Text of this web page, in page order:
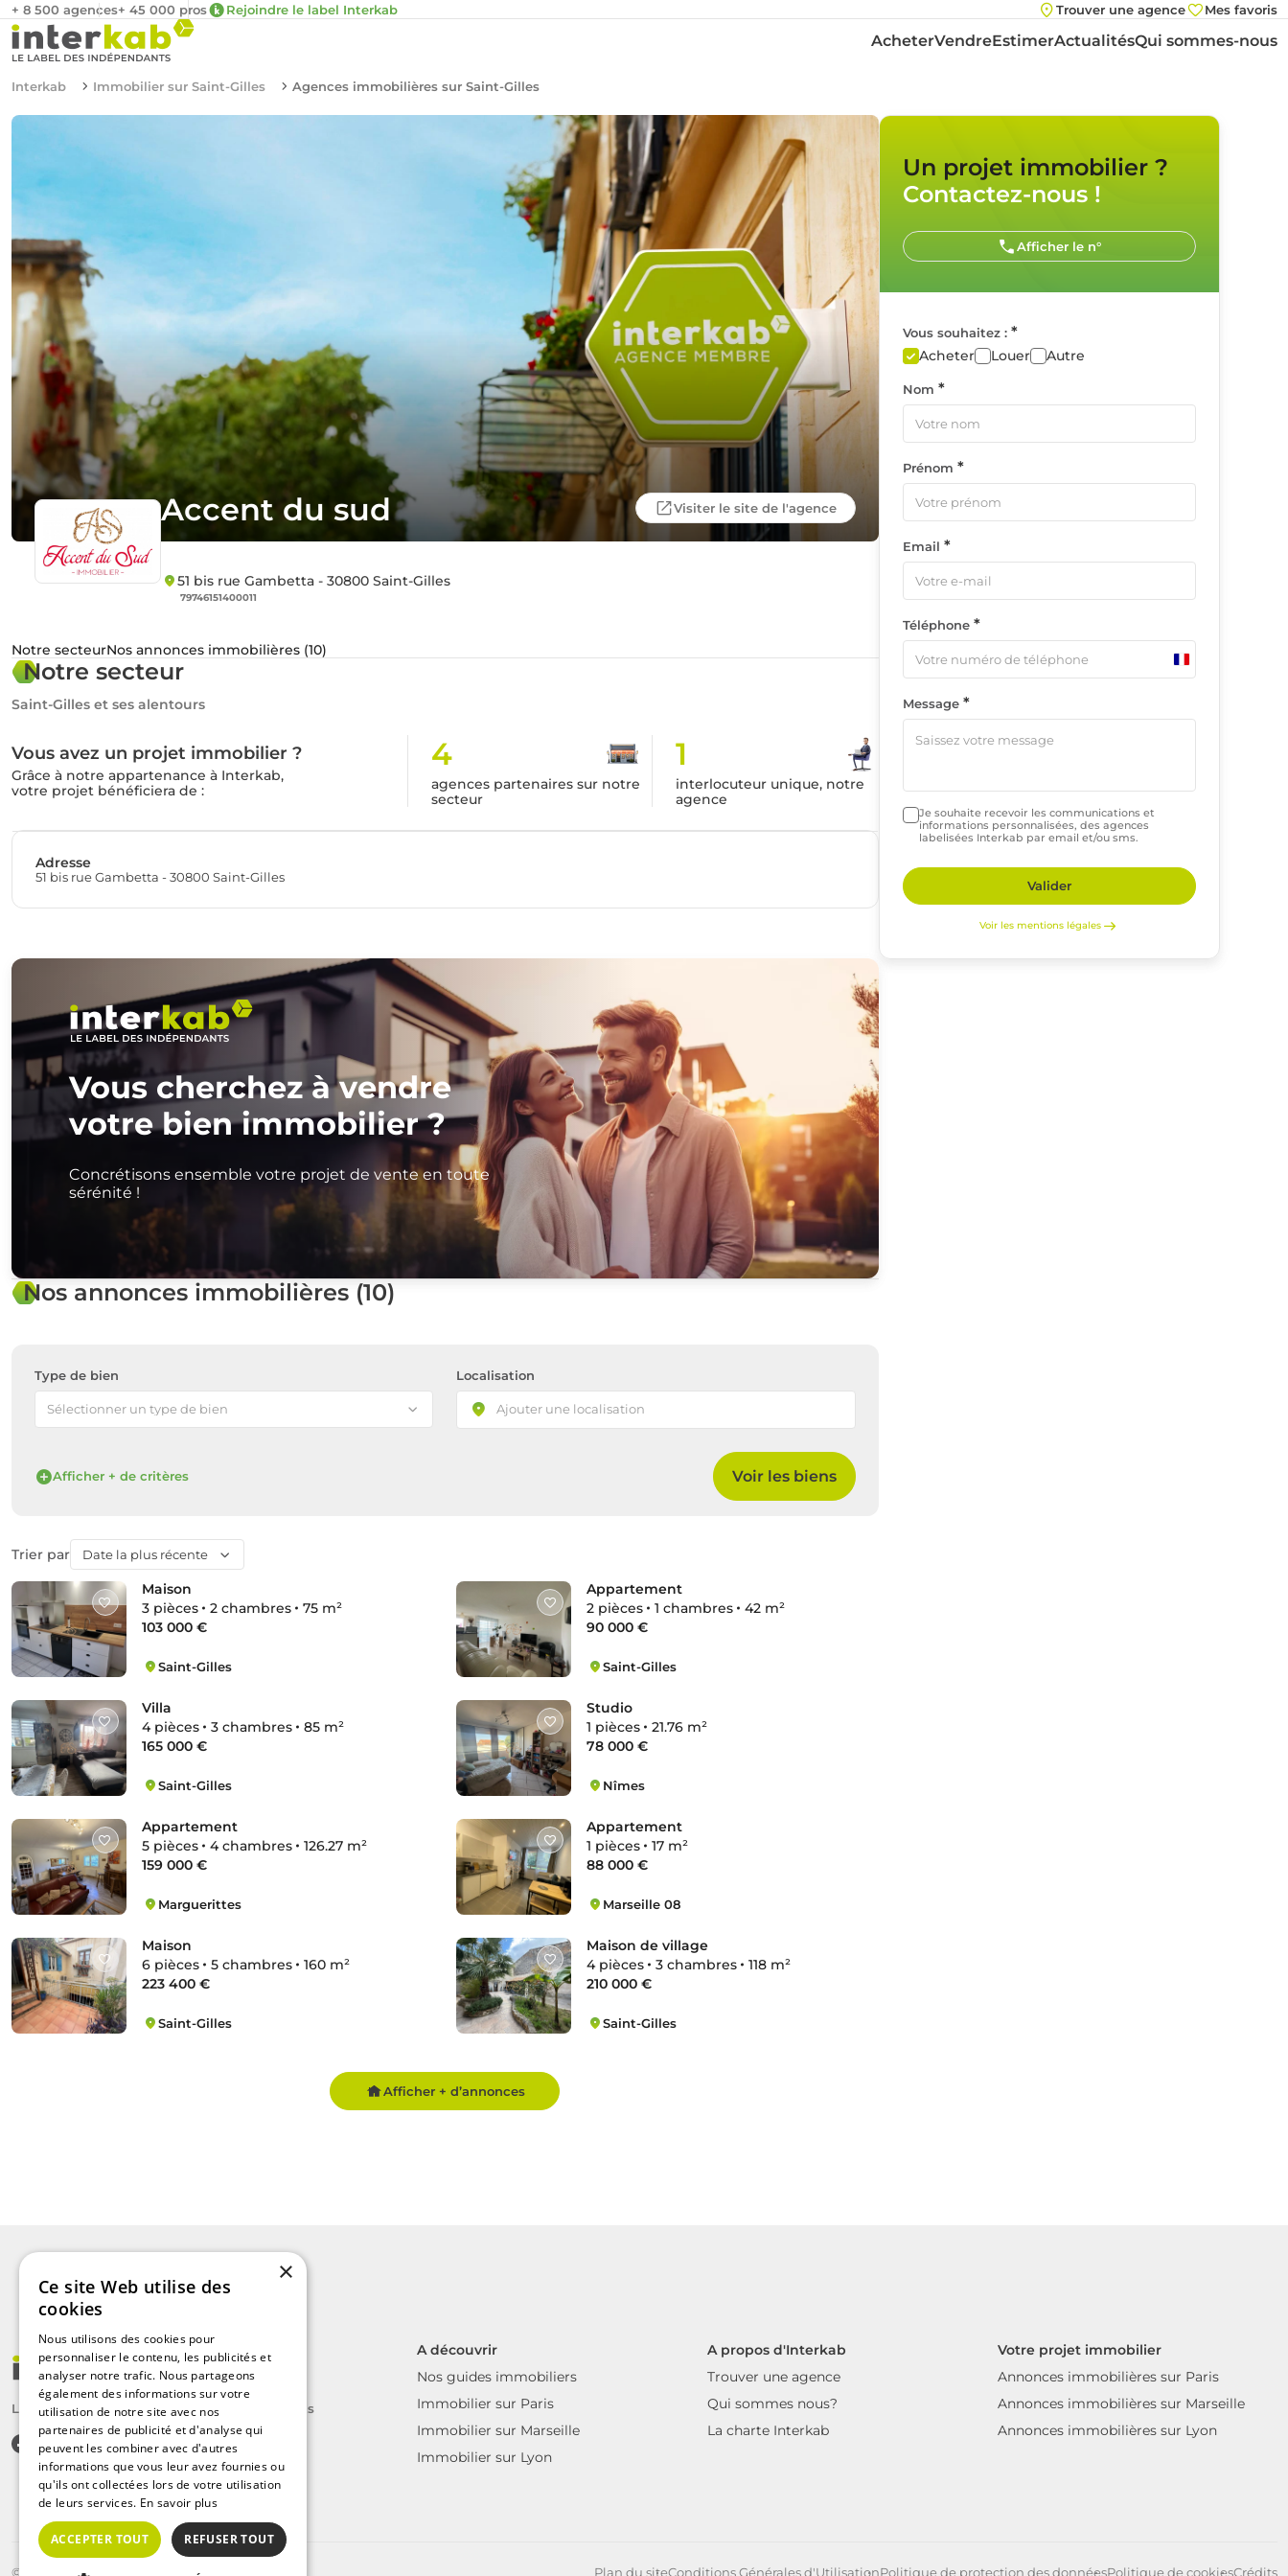
+ 8 500 agences+ 45 000 pros Rejoindre le label Interkab Trouver une agence Mes favoris
AcheterVendreEstimerActualitésQui sommes-nous
Interkab Immobilier sur Saint-Gilles Agences immobilières sur Saint-Gilles
Accent du sud
51 bis rue Gambetta - 30800 Saint-Gilles
79746151400011
Visiter le site de l'agence
Notre secteurNos annonces immobilières (10)
Notre secteur
Saint-Gilles et ses alentours
Vous avez un projet immobilier ?
Grâce à notre appartenance à Interkab,
votre projet bénéficiera de :
4
agences partenaires sur notre
secteur
1
interlocuteur unique, notre
agence
Adresse
51 bis rue Gambetta - 30800 Saint-Gilles
Vous cherchez à vendre
votre bien immobilier ?
Concrétisons ensemble votre projet de vente en toute
sérénité !
Nos annonces immobilières (10)
Type de bien
Sélectionner un type de bien
Localisation
Afficher + de critères Voir les biens
Trier par Date la plus récente
Maison
3 pièces
2 chambres
75 m²
103 000 €
Saint-Gilles
Appartement
2 pièces
1 chambres
42 m²
90 000 €
Saint-Gilles
Villa
4 pièces
3 chambres
85 m²
165 000 €
Saint-Gilles
Studio
1 pièces
21.76 m²
78 000 €
Nîmes
Appartement
5 pièces
4 chambres
126.27 m²
159 000 €
Marguerittes
Appartement
1 pièces
17 m²
88 000 €
Marseille 08
Maison
6 pièces
5 chambres
160 m²
223 400 €
Saint-Gilles
Maison de village
4 pièces
3 chambres
118 m²
210 000 €
Saint-Gilles
Afficher + d’annonces
Un projet immobilier ?
Contactez-nous !
Afficher le n°
Vous souhaitez : *
Acheter Louer Autre
Nom *
Prénom *
Email *
Téléphone *
France
+33
Message *
Je souhaite recevoir les communications et
informations personnalisées, des agences
labelisées Interkab par email et/ou sms.
Valider
Voir les mentions légales
Le label des agents immobiliers indépendants
A découvrir
Nos guides immobiliers
Immobilier sur Paris
Immobilier sur Marseille
Immobilier sur Lyon
A propos d'Interkab
Trouver une agence
Qui sommes nous?
La charte Interkab
Votre projet immobilier
Annonces immobilières sur Paris
Annonces immobilières sur Marseille
Annonces immobilières sur Lyon
©2025 | Tous droits réservés Plan du siteConditions Générales d'UtilisationPolitique de protection des donnéesPolitique de cookiesCrédits
×
Ce site Web utilise des
cookies
Nous utilisons des cookies pour
personnaliser le contenu, les publicités et
analyser notre trafic. Nous partageons
également des informations sur votre
utilisation de notre site avec nos
partenaires de publicité et d'analyse qui
peuvent les combiner avec d'autres
informations que vous leur avez fournies ou
qu'ils ont collectées lors de votre utilisation
de leurs services. En savoir plus
ACCEPTER TOUT REFUSER TOUT